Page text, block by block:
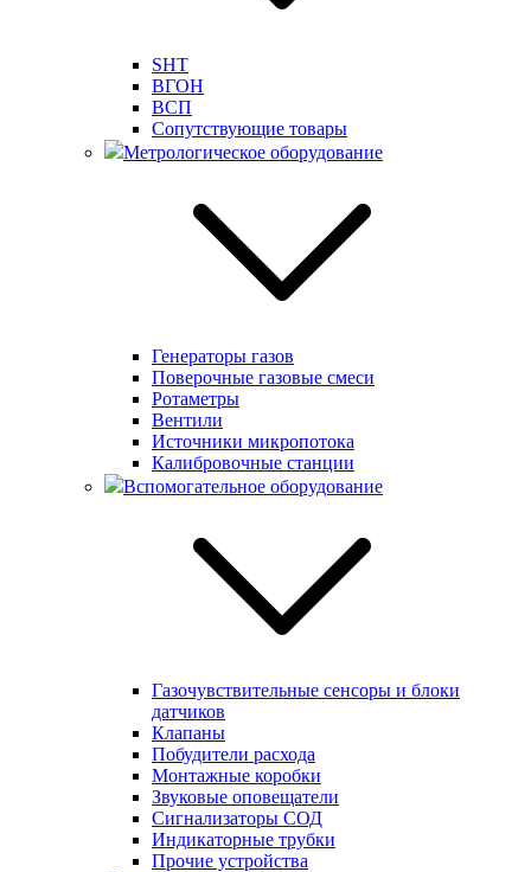
SHT
ВГОН
ВСП
Сопутствующие товары
Метрологическое оборудование
Генераторы газов
Поверочные газовые смеси
Ротаметры
Вентили
Источники микропотока
Калибровочные станции
Вспомогательное оборудование
Газочувствительные сенсоры и блоки
датчиков
Клапаны
Побудители расхода
Монтажные коробки
Звуковые оповещатели
Сигнализаторы СОД
Индикаторные трубки
Прочие устройства